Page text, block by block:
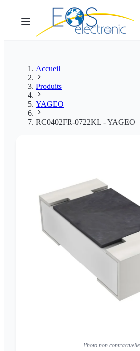
Accueil
Produits
YAGEO
RC0402FR-0722KL - YAGEO
Photo non contractuelle